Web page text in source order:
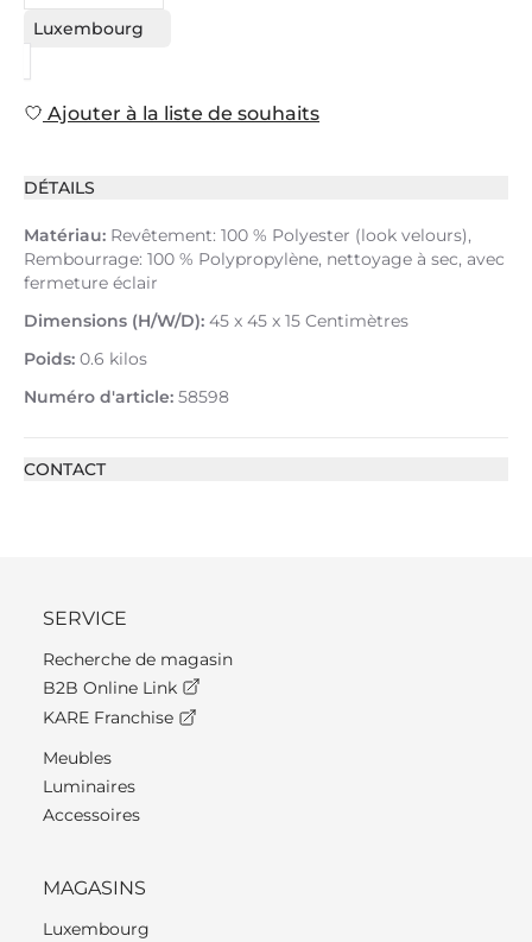
Luxembourg
Ajouter à la liste de souhaits
DÉTAILS
Matériau: Revêtement: 100 % Polyester (look velours),
Rembourrage: 100 % Polypropylène, nettoyage à sec, avec
fermeture éclair
Dimensions (H/W/D): 45 x 45 x 15 Centimètres
Poids: 0.6 kilos
Numéro d'article: 58598
CONTACT
SERVICE
Recherche de magasin
B2B Online Link
KARE Franchise
Meubles
Luminaires
Accessoires
MAGASINS
Luxembourg